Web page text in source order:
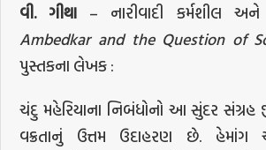
વી. ગીથા – નારીવાદી કર્મશીલ અને
Ambedkar and the Question of
પુસ્તકના લેખક:
ચંદુ મહેરિયાના નિબંધોનો આ સુંદર સંગ્રહ
વક્રતાનું ઉત્તમ ઉદાહરણ છે. હેમાંગ